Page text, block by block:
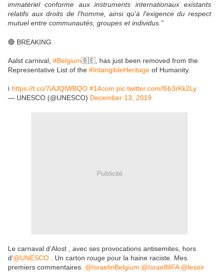
immatériel conforme aux instruments internationaux existants
relatifs aux droits de l'homme, ainsi qu'à l'exigence du respect
mutuel entre communautés, groupes et individus."
🔴 BREAKING
Aalst carnival, #Belgium🇧🇪, has just been removed from the
Representative List of the #IntangibleHeritage of Humanity.
ℹ️ https://t.co/7iAJQlWBQO #14com pic.twitter.com/l5b3rKk2Ly
— UNESCO (@UNESCO) December 13, 2019
Publicité
Le carnaval d’Alost , avec ses provocations antisemites, hors
d’@UNESCO . Un carton rouge pour la haine raciste. Mes
premiers commentaires. @IsraelinBelgium @IsraelMFA @lesoir